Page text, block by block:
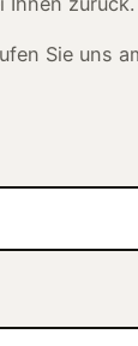
Sie uns